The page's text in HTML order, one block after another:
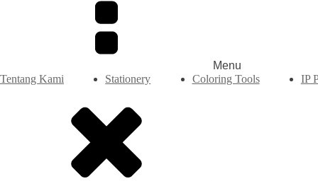
Menu
Tentang Kami
Stationery Coloring Tools IP